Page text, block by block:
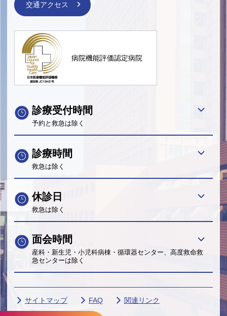
交通アクセス
病院機能評価認定病院
診療受付時間
予約と救急は除く
診療時間
救急は除く
休診日
救急は除く
面会時間
産科・新生児・小児科病棟・循環器センター、高度救命救
急センターは除く
サイトマップ FAQ
関連リンク